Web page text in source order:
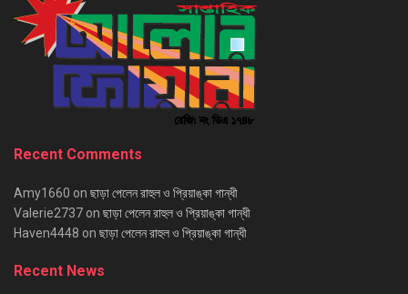
Recent Comments
Amy1660 on ছাড়া পেলেন রাহুল ও প্রিয়াঙ্কা গান্ধী
Valerie2737 on ছাড়া পেলেন রাহুল ও প্রিয়াঙ্কা গান্ধী
Haven4448 on ছাড়া পেলেন রাহুল ও প্রিয়াঙ্কা গান্ধী
Recent News